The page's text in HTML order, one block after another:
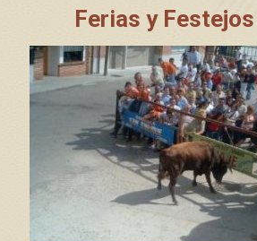
Ferias y Festejos